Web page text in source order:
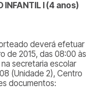
INFANTIL I (4 anos)
deverá efetuar
de 2015, das 08:00 às
na secretaria escolar
(Unidade 2), Centro
documentos: